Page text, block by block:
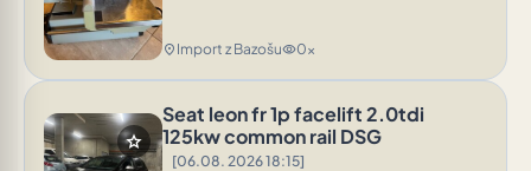
location_on Import z Bazošuvisibility0x
star
Seat leon fr 1p facelift 2.0tdi
125kw common rail DSG
[06.08. 2026 18:15]